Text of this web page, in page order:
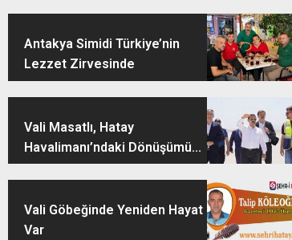
Antakya Simidi Türkiye’nin
Lezzet Zirvesinde
Vali Masatlı, Hatay
Havalimanı’ndaki Dönüşümü...
Vali Göbeğinde Yeniden Hayat
Var